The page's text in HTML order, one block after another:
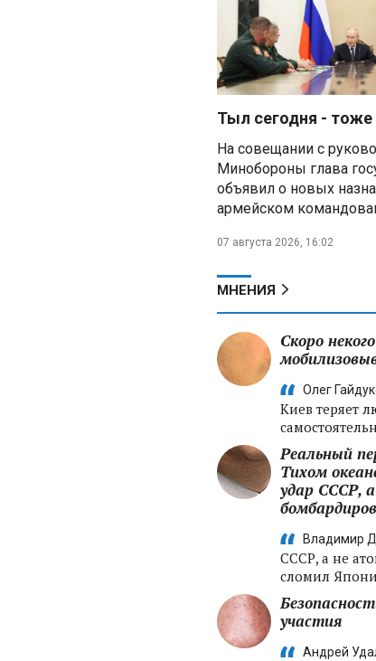
области
Главы
подписали три
e‑торговле,
ученым званиям
Александр
Хотите «собирать
городах —
отдалённые
Минобороны
Харьковской
Сити», через
украинские call-
выводили
Тыл сегодня -
На совещании с
Минобороны глава
объявил о новых
армейском
07 августа 2026, 16:02
МНЕНИЯ
Скоро
Олег
Киев теряет
Реальный
Тихом
удар СССР,
Владимир
СССР, а не
сломил
участия
Андрей